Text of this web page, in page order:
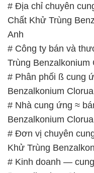
# Địa chỉ chuyên
Chất Khử Trùng
Anh
# Công ty bán và
Trùng Benzalkonium
# Phân phối ß cung
Benzalkonium
# Nhà cung ứng ≈
Benzalkonium
# Đơn vị chuyên
Khử Trùng
# Kinh doanh —